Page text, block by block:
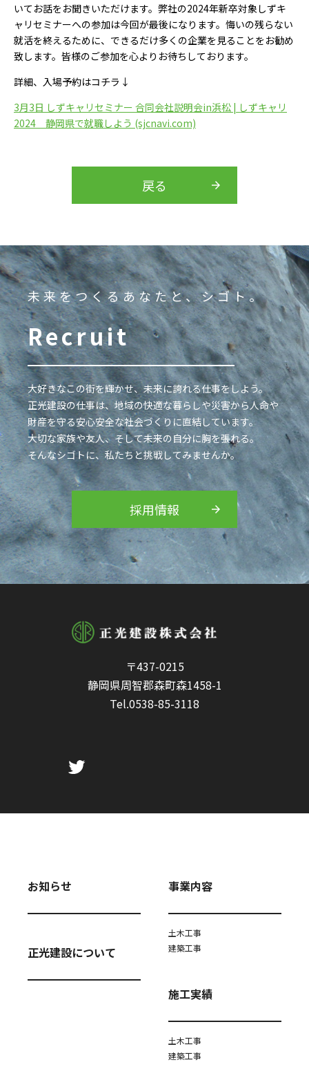
いてお話をお聞きいただけます。弊社の2024年新卒対象しずキ
ャリセミナーへの参加は今回が最後になります。悔いの残らない
就活を終えるために、できるだけ多くの企業を見ることをお勧め
致します。皆様のご参加を心よりお待ちしております。
詳細、入場予約はコチラ↓
3月3日 しずキャリセミナー 合同会社説明会in浜松 | しずキャリ
2024 静岡県で就職しよう (sjcnavi.com)
戻る
未来をつくるあなたと、シゴト。
Recruit
大好きなこの街を輝かせ、未来に誇れる仕事をしよう。
正光建設の仕事は、地域の快適な暮らしや災害から人命や
財産を守る安心安全な社会づくりに直結しています。
大切な家族や友人、そして未来の自分に胸を張れる。
そんなシゴトに、私たちと挑戦してみませんか。
採用情報
〒437-0215
静岡県周智郡森町森1458-1
Tel.0538-85-3118
お知らせ
正光建設について
事業内容
土木工事
建築工事
施工実績
土木工事
建築工事